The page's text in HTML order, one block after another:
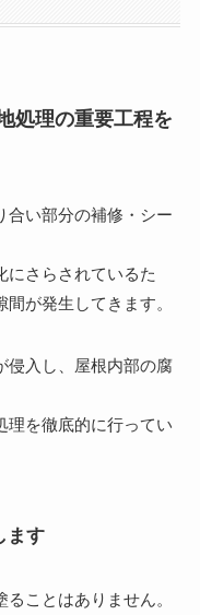
処理の重要工程を
合い部分の補修・シー
にさらされているた
が発生してきます。
侵入し、屋根内部の腐
理を徹底的に行ってい
ます
ことはありません。